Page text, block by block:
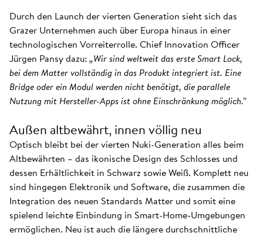
Durch den Launch der vierten Generation sieht sich das
Grazer Unternehmen auch über Europa hinaus in einer
technologischen Vorreiterrolle. Chief Innovation Officer
Jürgen Pansy dazu: „Wir sind weltweit das erste Smart Lock,
bei dem Matter vollständig in das Produkt integriert ist. Eine
Bridge oder ein Modul werden nicht benötigt, die parallele
Nutzung mit Hersteller-Apps ist ohne Einschränkung möglich.”
Außen altbewährt, innen völlig neu
Optisch bleibt bei der vierten Nuki-Generation alles beim
Altbewährten – das ikonische Design des Schlosses und
dessen Erhältlichkeit in Schwarz sowie Weiß. Komplett neu
sind hingegen Elektronik und Software, die zusammen die
Integration des neuen Standards Matter und somit eine
spielend leichte Einbindung in Smart-Home-Umgebungen
ermöglichen. Neu ist auch die längere durchschnittliche